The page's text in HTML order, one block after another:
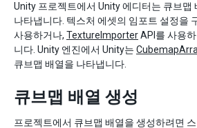
Unity 프로젝트에서 Unity 에디터는 큐브맵
나타냅니다. 텍스처 에셋의 임포트 설정을
사용하거나, TextureImporterAPI를 사용
니다. Unity 엔진에서 Unity는
큐브맵 배열을 나타냅니다.
큐브맵 배열 생성
프로젝트에서 큐브맵 배열을 생성하려면